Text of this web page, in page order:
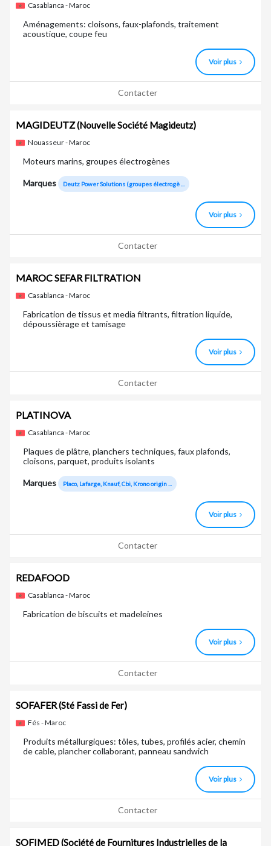
Casablanca - Maroc
Aménagements: cloisons, faux-plafonds, traitement
acoustique, coupe feu
Voir plus
Contacter
MAGIDEUTZ(Nouvelle Société Magideutz)
Nouasseur - Maroc
Moteurs marins, groupes électrogènes
Marques Deutz Power Solutions (groupes électrogè ...
Voir plus
Contacter
MAROC SEFAR FILTRATION
Casablanca - Maroc
Fabrication de tissus et media filtrants, filtration liquide,
dépoussièrage et tamisage
Voir plus
Contacter
PLATINOVA
Casablanca - Maroc
Plaques de plâtre, planchers techniques, faux plafonds,
cloisons, parquet, produits isolants
Marques Placo, Lafarge, Knauf, Cbi, Krono origin ...
Voir plus
Contacter
REDAFOOD
Casablanca - Maroc
Fabrication de biscuits et madeleines
Voir plus
Contacter
SOFAFER(Sté Fassi de Fer)
Fés - Maroc
Produits métallurgiques: tôles, tubes, profilés acier, chemin
de cable, plancher collaborant, panneau sandwich
Voir plus
Contacter
SOFIMED(Société de Fournitures Industrielles de la